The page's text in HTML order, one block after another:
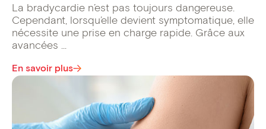
La bradycardie n’est pas toujours dangereuse.
Cependant, lorsqu’elle devient symptomatique, elle
nécessite une prise en charge rapide. Grâce aux
avancées ...
En savoir plus